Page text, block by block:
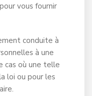
vous fournir
conduite à
à une
cas où une telle
loi ou pour les